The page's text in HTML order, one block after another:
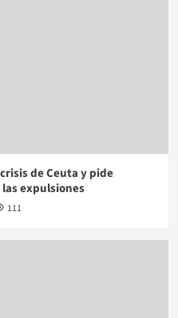
de Ceuta y pide
expulsiones
111